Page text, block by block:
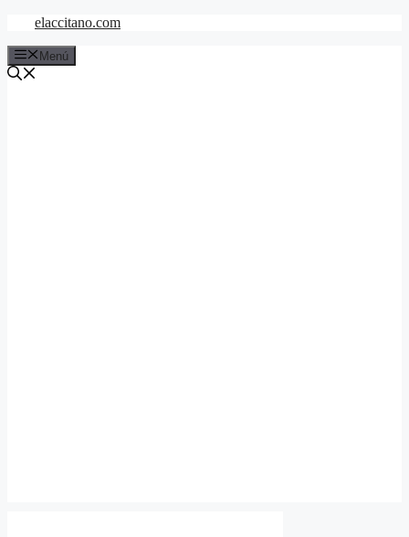
Saltar
contenido
elaccitano.com
Menú